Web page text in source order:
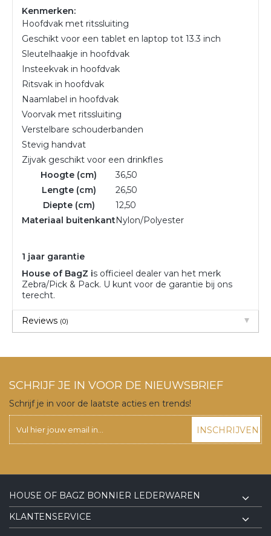
Kenmerken:
Hoofdvak met ritssluiting
Geschikt voor een tablet en laptop tot 13.3 inch
Sleutelhaakje in hoofdvak
Insteekvak in hoofdvak
Ritsvak in hoofdvak
Naamlabel in hoofdvak
Voorvak met ritssluiting
Verstelbare schouderbanden
Stevig handvat
Zijvak geschikt voor een drinkfles
Hoogte (cm)
36,50
Lengte (cm)
26,50
Diepte (cm)
12,50
Materiaal buitenkantNylon/Polyester
1 jaar garantie
House of BagZ is officieel dealer van het merk
Zebra/Pick & Pack. U kunt voor de garantie bij ons
terecht.
Reviews (0)
SCHRIJF JE IN VOOR DE NIEUWSBRIEF
Schrijf je in voor de laatste acties en trends!
INSCHRIJVEN
HOUSE OF BAGZ BONNIER LEDERWAREN
KLANTENSERVICE